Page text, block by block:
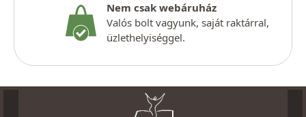
Nem csak webáruház
Valós bolt vagyunk, saját raktárral,
üzlethelyiséggel.